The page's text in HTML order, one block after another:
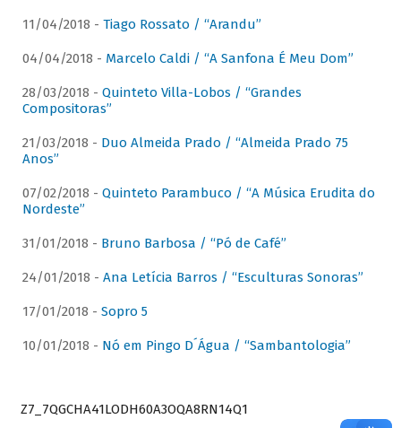
11/04/2018 - Tiago Rossato / “Arandu”
04/04/2018 - Marcelo Caldi / “A Sanfona É Meu Dom”
28/03/2018 - Quinteto Villa-Lobos / “Grandes
Compositoras”
21/03/2018 - Duo Almeida Prado / “Almeida Prado 75
Anos”
07/02/2018 - Quinteto Parambuco / “A Música Erudita do
Nordeste”
31/01/2018 - Bruno Barbosa / “Pó de Café”
24/01/2018 - Ana Letícia Barros / “Esculturas Sonoras”
17/01/2018 - Sopro 5
10/01/2018 - Nó em Pingo D´Água / “Sambantologia”
Z7_7QGCHA41LODH60A3OQA8RN14Q1